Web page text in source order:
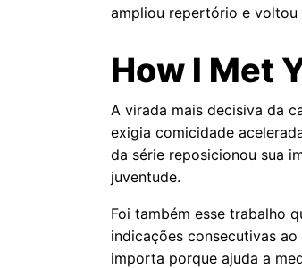
ampliou repertório e voltou
How I Met
A virada mais decisiva da
exigia comicidade
da série reposicionou sua
juventude.
Foi também esse trabalho
indicações consecutivas
importa porque ajuda a